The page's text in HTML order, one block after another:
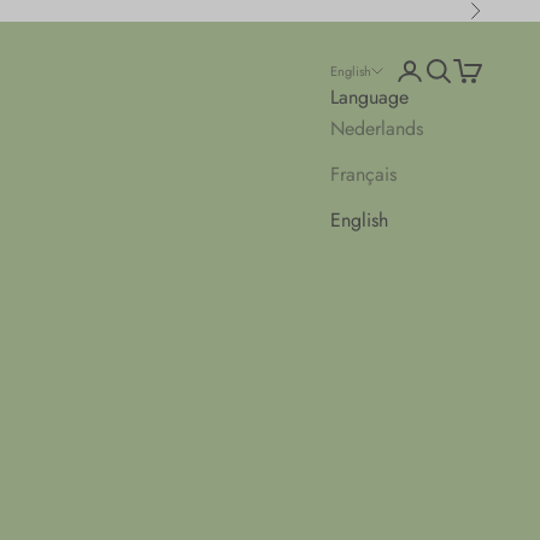
Next
English
Language
Nederlands
Français
English
Open account
Open search
Open cart